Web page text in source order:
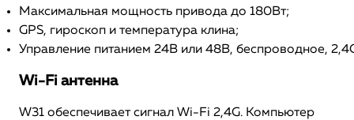
Максимальная мощность привода до 180Вт;
GPS, гироскоп и температура клина;
Управление питанием 24В или 48В, беспроводное,
Wi-Fi антенна
W31 обеспечивает сигнал Wi-Fi 2,4G. Компьютер